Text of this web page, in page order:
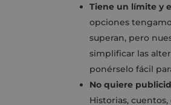
Tiene un límite y
opciones
superan, pero
simplificar las
ponérselo fácil
No quiere
Historias,